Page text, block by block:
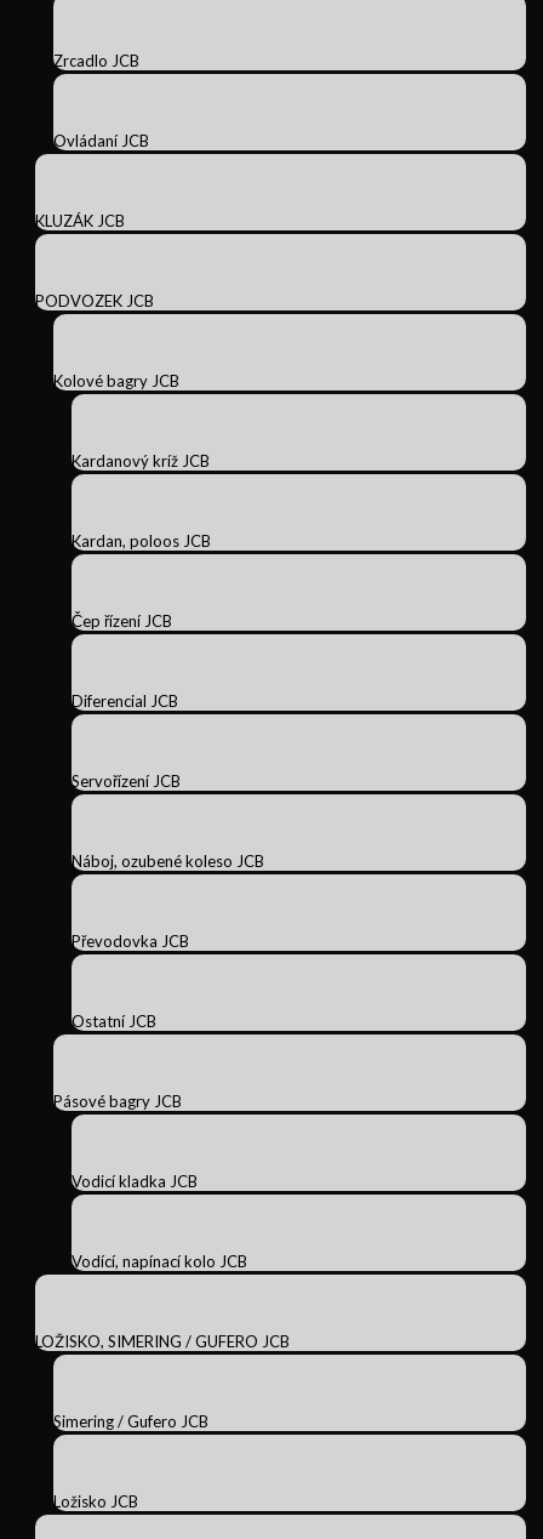
Zrcadlo JCB
Ovládaní JCB
KLUZÁK JCB
PODVOZEK JCB
Kolové bagry JCB
Kardanový kríž JCB
Kardan, poloos JCB
Čep řízení JCB
Diferencial JCB
Servořízení JCB
Náboj, ozubené koleso JCB
Převodovka JCB
Ostatní JCB
Pásové bagry JCB
Vodicí kladka JCB
Vodící, napínací kolo JCB
LOŽISKO, SIMERING / GUFERO JCB
Simering / Gufero JCB
Ložisko JCB